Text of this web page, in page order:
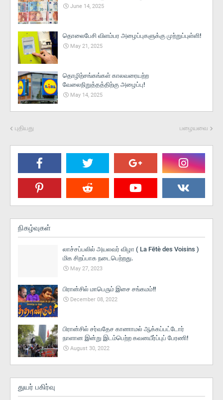
June 14, 2025
தொலைபேசி விளம்பர அழைப்புகளுக்கு முற்றுப்புள்ளி!
May 21, 2025
தொழிற்சங்கங்கள் காலவரையற்ற
வேலைநிறுத்தத்திற்கு அழைப்பு!
May 14, 2025
புதியது பழையவை
நிகழ்வுகள்
லாச்சப்பலில் அயலவர் விழா ( La Fētè des Voisins )
மிக சிறப்பாக நடைபெற்றது.
May 27, 2023
பிரான்சில் மாபெரும் இசை சங்கமம்!!
December 08, 2022
பிரான்சில் சர்வதேச காணாமல் ஆக்கப்பட்டோர்
நாளான இன்று இடம்பெற்ற கவனயீர்ப்புப் பேரணி!
August 30, 2022
துயர் பகிர்வு